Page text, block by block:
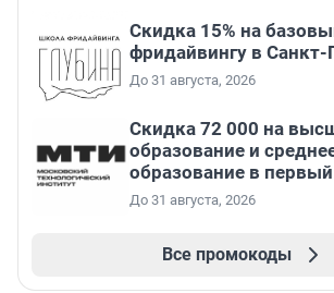
Скидка 15% на
фридайвингу в Санкт-
До 31 августа, 2026
Скидка 72 000 на
образование и
образование в
До 31 августа, 2026
Все промокоды